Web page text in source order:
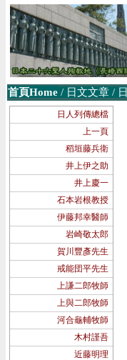
首頁Home / 日文文章 /
日人列傳總檔
上一頁
稻垣藤兵衛
井上伊之助
井上慶一
石本岩根教授
伊藤邦幸醫師
岩崎敬太郎
賀川豐彥先生
戒能団平先生
上謙二郎牧師
上與二郎牧師
河合龜輔牧師
木村謹吾
近藤明理